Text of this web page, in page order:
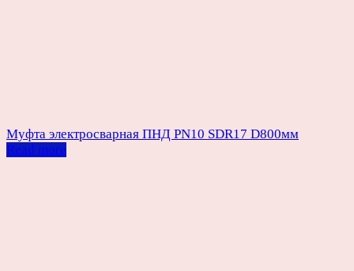
Муфта электросварная ПНД PN10 SDR17 D800мм
Read more